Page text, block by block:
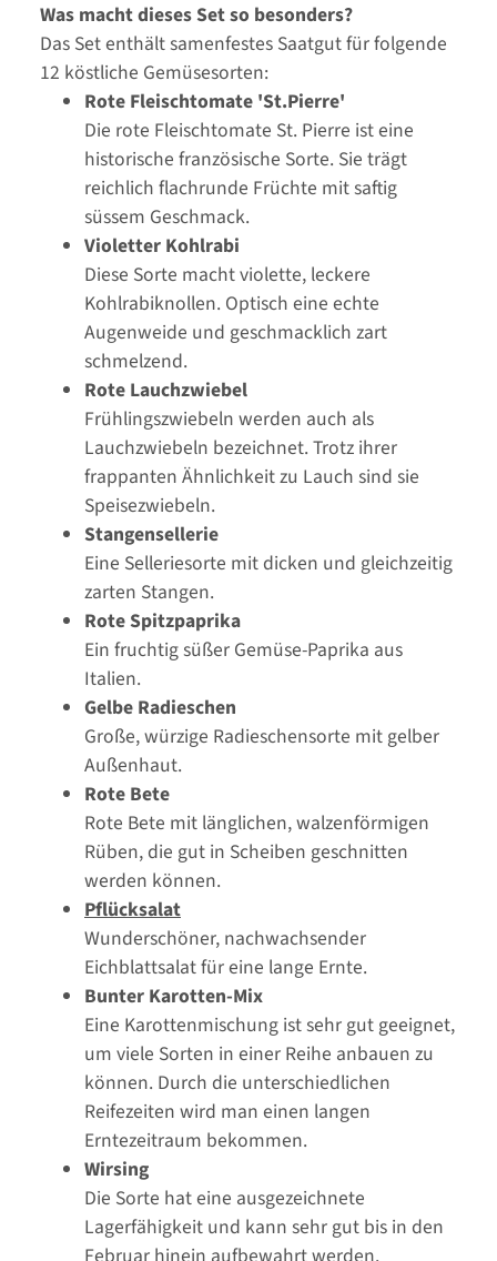
Was macht dieses Set so besonders?
Das Set enthält samenfestes Saatgut für folgende
12 köstliche Gemüsesorten:
Rote Fleischtomate 'St.Pierre'
Die rote Fleischtomate St. Pierre ist eine
historische französische Sorte. Sie trägt
reichlich flachrunde Früchte mit saftig
süssem Geschmack.
Violetter Kohlrabi
Diese Sorte macht violette, leckere
Kohlrabiknollen. Optisch eine echte
Augenweide und geschmacklich zart
schmelzend.
Rote Lauchzwiebel
Frühlingszwiebeln werden auch als
Lauchzwiebeln bezeichnet. Trotz ihrer
frappanten Ähnlichkeit zu Lauch sind sie
Speisezwiebeln.
Stangensellerie
Eine Selleriesorte mit dicken und gleichzeitig
zarten Stangen.
Rote Spitzpaprika
Ein fruchtig süßer Gemüse-Paprika aus
Italien.
Gelbe Radieschen
Große, würzige Radieschensorte mit gelber
Außenhaut.
Rote Bete
Rote Bete mit länglichen, walzenförmigen
Rüben, die gut in Scheiben geschnitten
werden können.
Pflücksalat
Wunderschöner, nachwachsender
Eichblattsalat für eine lange Ernte.
Bunter Karotten-Mix
Eine Karottenmischung ist sehr gut geeignet,
um viele Sorten in einer Reihe anbauen zu
können. Durch die unterschiedlichen
Reifezeiten wird man einen langen
Erntezeitraum bekommen.
Wirsing
Die Sorte hat eine ausgezeichnete
Lagerfähigkeit und kann sehr gut bis in den